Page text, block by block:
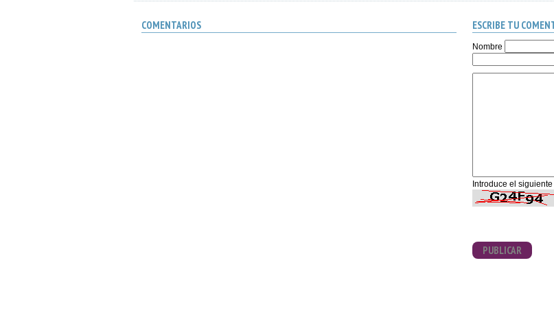
COMENTARIOS ESCRIBE TU
Nombre
Introduce el
PUBLICAR